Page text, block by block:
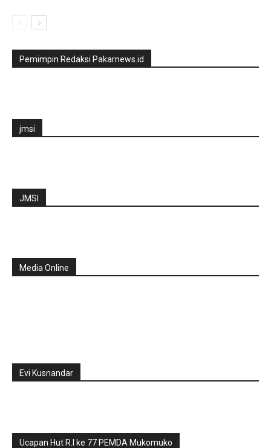
Pemimpin Redaksi Pakarnews.id
jmsi
JMSI
Media Online
Evi Kusnandar
Ucapan Hut R.I ke 77 PEMDA Mukomuko